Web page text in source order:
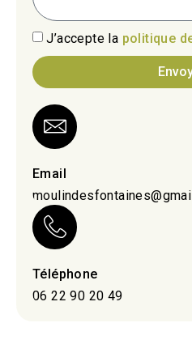
J’accepte la politique
Email
Téléphone
06 22 90 20 49